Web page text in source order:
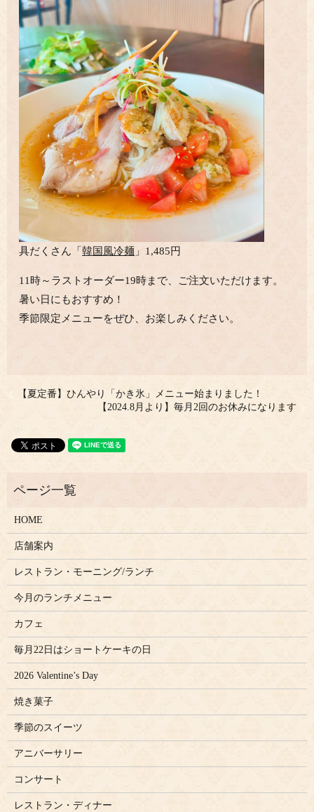
具だくさん「韓国風冷麺 」1,485円
11時～ラストオーダー19時まで、ご注文いただけます。
暑い日にもおすすめ！
季節限定メニューをぜひ、お楽しみください。
【夏定番】ひんやり「かき氷」メニュー始まりました！
【2024.8月より】毎月2回のお休みになります
HOME
店舗案内
レストラン・モーニング/ランチ
今月のランチメニュー
カフェ
毎月22日はショートケーキの日
2026 Valentine’s Day
焼き菓子
季節のスイーツ
アニバーサリー
コンサート
レストラン・ディナー